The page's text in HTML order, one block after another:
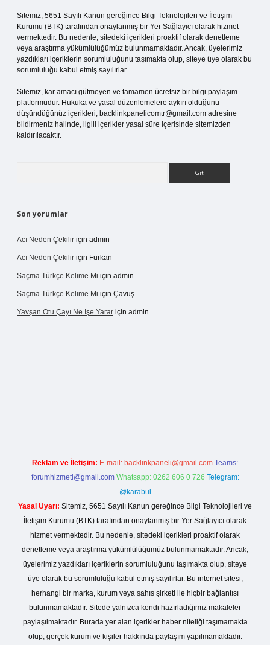
Sitemiz, 5651 Sayılı Kanun gereğince Bilgi Teknolojileri ve İletişim
Kurumu (BTK) tarafından onaylanmış bir Yer Sağlayıcı olarak hizmet
vermektedir. Bu nedenle, sitedeki içerikleri proaktif olarak denetleme
veya araştırma yükümlülüğümüz bulunmamaktadır. Ancak, üyelerimiz
yazdıkları içeriklerin sorumluluğunu taşımakta olup, siteye üye olarak bu
sorumluluğu kabul etmiş sayılırlar.
Sitemiz, kar amacı gütmeyen ve tamamen ücretsiz bir bilgi paylaşım
platformudur. Hukuka ve yasal düzenlemelere aykırı olduğunu
düşündüğünüz içerikleri, backlinkpanelicomtr@gmail.com adresine
bildirmeniz halinde, ilgili içerikler yasal süre içerisinde sitemizden
kaldırılacaktır.
Son yorumlar
Acı Neden Çekilir için admin
Acı Neden Çekilir için Furkan
Saçma Türkçe Kelime Mi için admin
Saçma Türkçe Kelime Mi için Çavuş
Yavşan Otu Çayı Ne Işe Yarar için admin
Reklam ve İletişim: E-mail: backlinkpaneli@gmail.com Teams:
forumhizmeti@gmail.com Whatsapp: 0262 606 0 726 Telegram:
@karabul
Yasal Uyarı: Sitemiz, 5651 Sayılı Kanun gereğince Bilgi Teknolojileri ve
İletişim Kurumu (BTK) tarafından onaylanmış bir Yer Sağlayıcı olarak
hizmet vermektedir. Bu nedenle, sitedeki içerikleri proaktif olarak
denetleme veya araştırma yükümlülüğümüz bulunmamaktadır. Ancak,
üyelerimiz yazdıkları içeriklerin sorumluluğunu taşımakta olup, siteye
üye olarak bu sorumluluğu kabul etmiş sayılırlar. Bu internet sitesi,
herhangi bir marka, kurum veya şahıs şirketi ile hiçbir bağlantısı
bulunmamaktadır. Sitede yalnızca kendi hazırladığımız makaleler
paylaşılmaktadır. Burada yer alan içerikler haber niteliği taşımamakta
olup, gerçek kurum ve kişiler hakkında paylaşım yapılmamaktadır.